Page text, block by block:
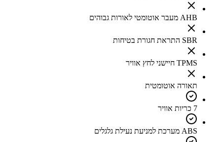
AHB מעבר אוטומטי לאורות גבוהים
SBR התראת חגורת בטיחות
TPMS חיישני לחץ אוויר
תאורה אוטומטית
7 כריות אוויר
ABS מערכת למניעת נעילת גלגלים